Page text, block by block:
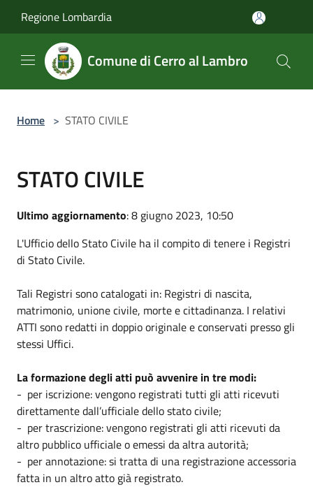
Regione Lombardia
Comune di Cerro al Lambro
Home > STATO CIVILE
STATO CIVILE
Ultimo aggiornamento: 8 giugno 2023, 10:50
L'Ufficio dello Stato Civile ha il compito di tenere i Registri
di Stato Civile.
Tali Registri sono catalogati in: Registri di nascita,
matrimonio, unione civile, morte e cittadinanza. I relativi
ATTI sono redatti in doppio originale e conservati presso gli
stessi Uffici.
La formazione degli atti può avvenire in tre modi:
- per iscrizione: vengono registrati tutti gli atti ricevuti
direttamente dall’ufficiale dello stato civile;
- per trascrizione: vengono registrati gli atti ricevuti da
altro pubblico ufficiale o emessi da altra autorità;
- per annotazione: si tratta di una registrazione accessoria
fatta in un altro atto già registrato.